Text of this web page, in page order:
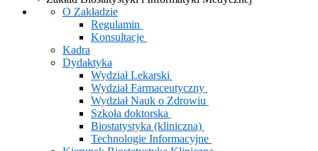
O Zakładzie
Regulamin
Konsultacje
Kadra
Dydaktyka
Wydział Lekarski
Wydział Farmaceutyczny
Wydział Nauk o Zdrowiu
Szkoła doktorska
Biostatystyka (kliniczna)
Technologie Informacyjne